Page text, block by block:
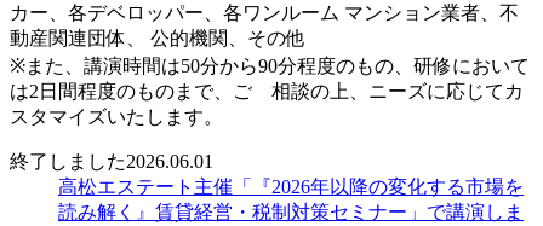
カー、各デベロッパー、各ワンルーム マンション業者、不
動産関連団体、 公的機関、その他
※また、講演時間は50分から90分程度のもの、研修において
は2日間程度のものまで、ご゙相談の上、ニーズに応じてカ
スタマイズいたします。
終了しました2026.06.01
高松エステート主催「『2026年以降の変化する市場を
読み解く』賃貸経営・税制対策セミナー」で講演しま